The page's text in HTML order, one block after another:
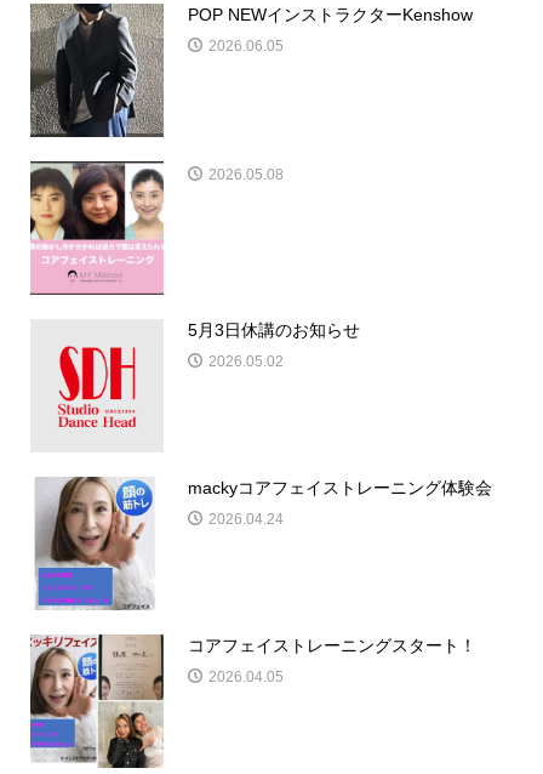
POP NEWインストラクターKenshow
2026.06.05
2026.05.08
5月3日休講のお知らせ
2026.05.02
mackyコアフェイストレーニング体験会
2026.04.24
コアフェイストレーニングスタート！
2026.04.05